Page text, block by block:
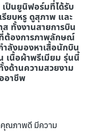
ป็นยูนิฟอร์มที่ได้รับ
ยบหรู ดูสุภาพ และ
ส ทั้งงานสายการบิน
ต้องการภาพลักษณ์
ลังมองหาเสื้อนักบิน
เนื้อผ้าพรีเมียม รุ่นนี้
ด้านความสวยงาม
อาชีพ
คุณภาพดี มีความ